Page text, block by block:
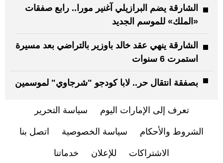
الشارقة يضم البرازيلي آغنير مورا.. رابع صفقات
«الملك» للموسم الجديد
الشارقة ينهي عقد خالد باوزير بالتراضي بعد مسيرة
استمرت 6 سنوات
بصفقة انتقال حر.. لابا كودجو "شرجاوي" لموسمين
تعرف إلى الإمارات اليوم سياسة التحرير
الشروط والأحكام سياسة الخصوصية اتصل بنا
الاشتراكات للإعلان خدماتنا